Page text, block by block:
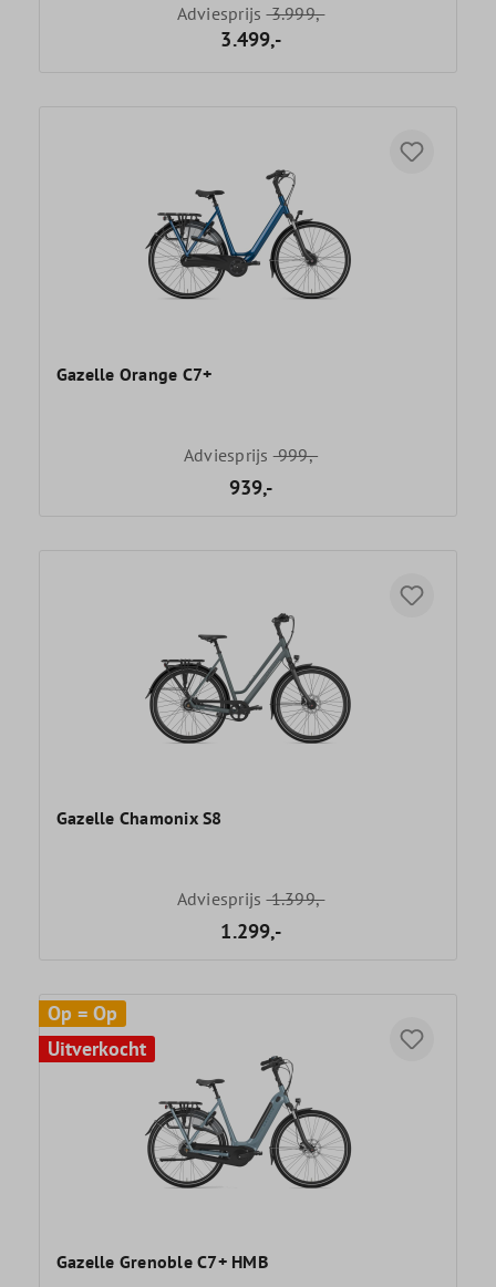
Adviesprijs3.999,-
3.499,-
Gazelle Orange C7+
Adviesprijs999,-
939,-
Gazelle Chamonix S8
Adviesprijs1.399,-
1.299,-
Op = Op
Uitverkocht
Gazelle Grenoble C7+ HMB